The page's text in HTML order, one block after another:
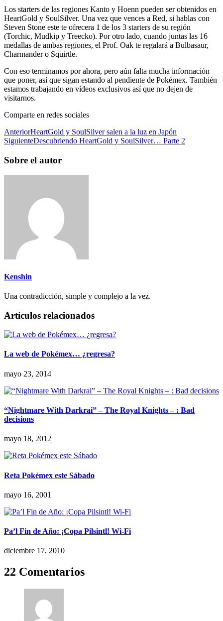
Los starters de las regiones Kanto y Hoenn pueden ser obtenidos en
HeartGold y SoulSilver. Una vez que vences a Red, si hablas con
Steven Stone este te ofrecera 1 de los 3 starters de su región
(Torchic, Mudkip y Treecko). Por otro lado, cuando juntas las 16
medallas de ambas regiones, el Prof. Oak te regalará a Bulbasaur,
Charmander o Squirtle.
Con eso terminamos por ahora, pero aún falta mucha información
que poner, así que sigan estando al pendiente de Pokémex. También
estamos trabajando en vídeos exclusivos así que no dejen de
visitarnos.
Comparte en redes sociales
AnteriorHeartGold y SoulSilver salen a la luz en Japón
SiguienteDescubriendo HeartGold y SoulSilver… Parte 2
Sobre el autor
Kenshin
Una contradicción, simple y complejo a la vez.
Artículos relacionados
La web de Pokémex… ¿regresa?
mayo 23, 2014
“Nightmare With Darkrai” – The Royal Knights – : Bad
decisions
mayo 18, 2012
Reta Pokémex este Sábado
mayo 16, 2001
Pa’l Fin de Año: ¡Copa Pilsintl! Wi-Fi
diciembre 17, 2010
22 Comentarios